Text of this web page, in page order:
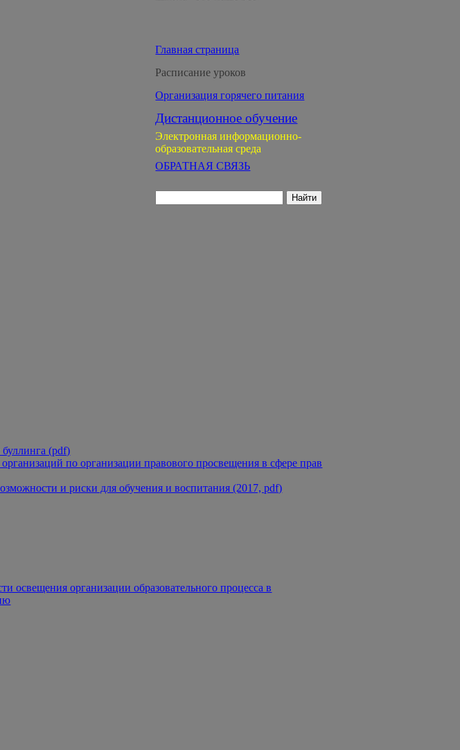
Главная страница
Расписание уроков
Организация горячего питания
Дистанционное обучение
Электронная информационно-
образовательная среда
ОБРАТНАЯ СВЯЗЬ
(pdf)
по организации правового просвещения в сфере прав
и риски для обучения и воспитания (2017, pdf)
организации образовательного процесса в